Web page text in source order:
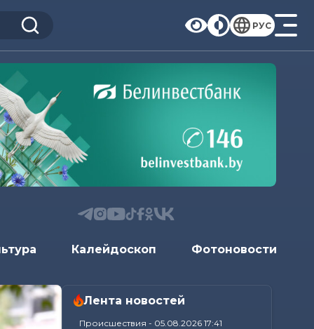
РУС
Калейдоскоп Фотоновости
Лента новостей
Происшествия - 05.08.2026 17:41